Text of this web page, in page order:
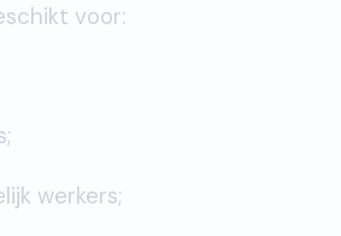
voor:
werkers;